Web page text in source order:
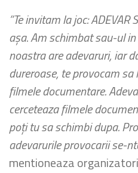
”Te invitam la joc: ADEVAR
aşa. Am schimbat sau-ul
noastra are adevaruri, iar
dureroase, te provocam
filmele documentare.
cerceteaza filmele
poţi tu sa schimbi dupa.
adevarurile provocarii se-
mentioneaza